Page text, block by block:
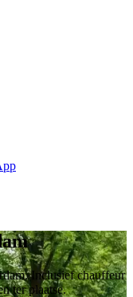
Inclusief chauffeur
ter plaatse.